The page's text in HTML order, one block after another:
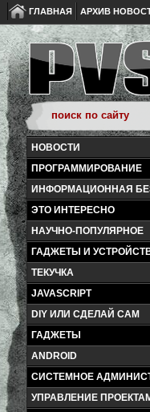
ГЛАВНАЯ АРХИВ
НОВОСТИ
ПРОГРАММИРОВАНИЕ
ИНФОРМАЦИОННАЯ
ЭТО ИНТЕРЕСНО
НАУЧНО-ПОПУЛЯРНОЕ
ГАДЖЕТЫ И
ТЕКУЧКА
JAVASCRIPT
DIY ИЛИ СДЕЛАЙ САМ
ГАДЖЕТЫ
ANDROID
СИСТЕМНОЕ
УПРАВЛЕНИЕ